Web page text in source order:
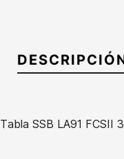
Tabla SSB LA91 FCSII